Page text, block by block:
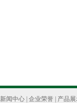
新闻中心 企业荣誉 产品